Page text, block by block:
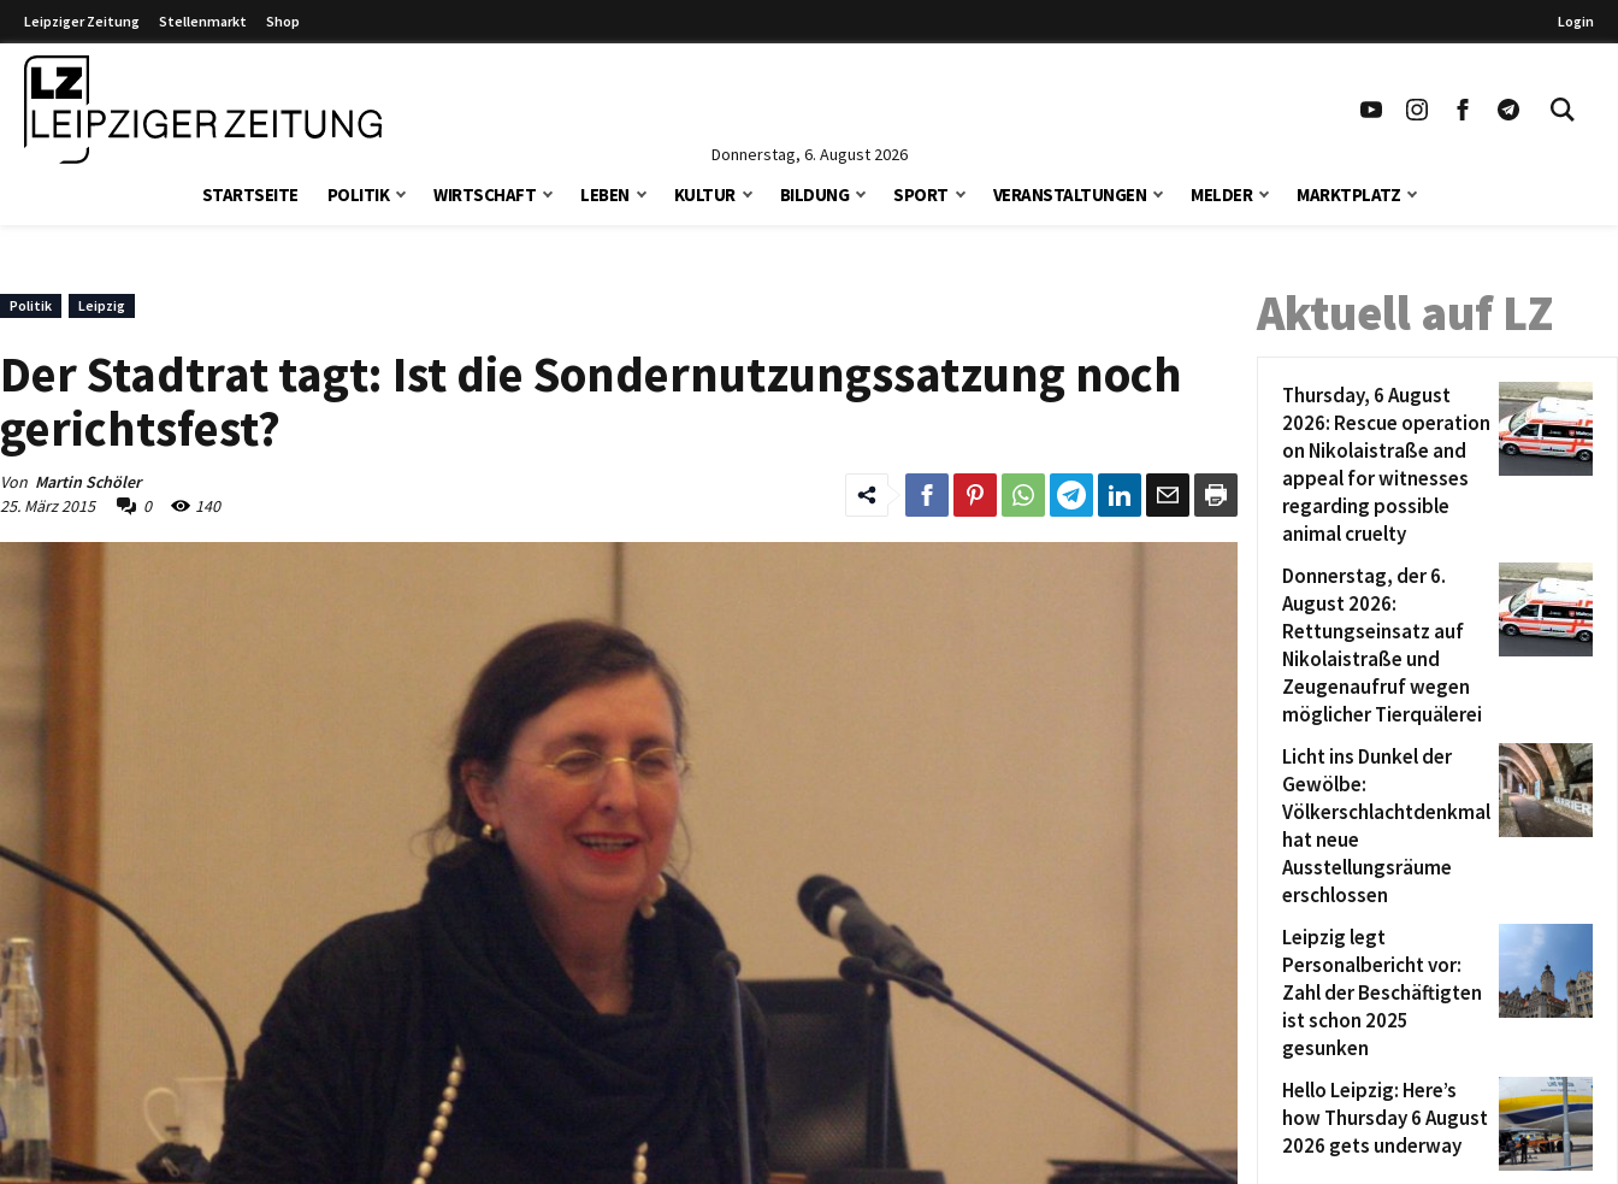
Leipziger Zeitung Stellenmarkt Shop Login
Donnerstag, 6. August 2026
STARTSEITE POLITIK WIRTSCHAFT LEBEN KULTUR BILDUNG SPORT VERANSTALTUNGEN MELDER MARKTPLATZ
Politik Leipzig
Der Stadtrat tagt: Ist die Sondernutzungssatzung noch
gerichtsfest?
Von Martin Schöler
25. März 2015
0 140
Aktuell auf LZ
Thursday, 6 August
2026: Rescue operation
on Nikolaistraße and
appeal for witnesses
regarding possible
animal cruelty
Donnerstag, der 6.
August 2026:
Rettungseinsatz auf
Nikolaistraße und
Zeugenaufruf wegen
möglicher Tierquälerei
Licht ins Dunkel der
Gewölbe:
Völkerschlachtdenkmal
hat neue
Ausstellungsräume
erschlossen
Leipzig legt
Personalbericht vor:
Zahl der Beschäftigten
ist schon 2025
gesunken
Hello Leipzig: Here’s
how Thursday 6 August
2026 gets underway